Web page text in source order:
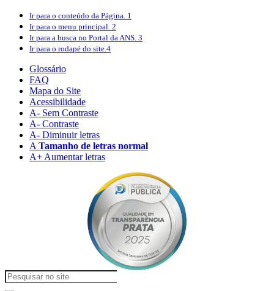
Ir para o conteúdo da Página. 1
Ir para o menu principal. 2
Ir para a busca no Portal da ANS. 3
Ir para o rodapé do site.4
Glossário
FAQ
Mapa do Site
Acessibilidade
A- Sem Contraste
A- Contraste
A- Diminuir letras
A Tamanho de letras normal
A+ Aumentar letras